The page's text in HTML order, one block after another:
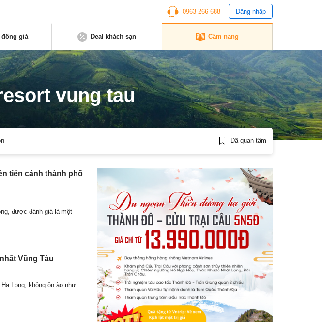
0963 266 688 Đăng nhập
đồng giá Deal khách sạn Cẩm nang
vung tau
Đã quan tâm
tiên cảnh thành phố
được đánh giá là một
Vũng Tàu
Long, không ồn ào như